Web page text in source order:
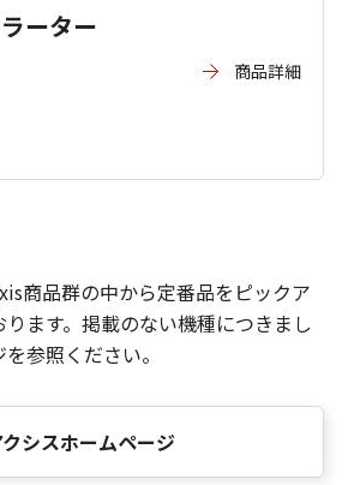
ーター
商品詳細
商品群の中から定番品をピックア
ます。掲載のない機種につきまし
参照ください。
クシスホームページ